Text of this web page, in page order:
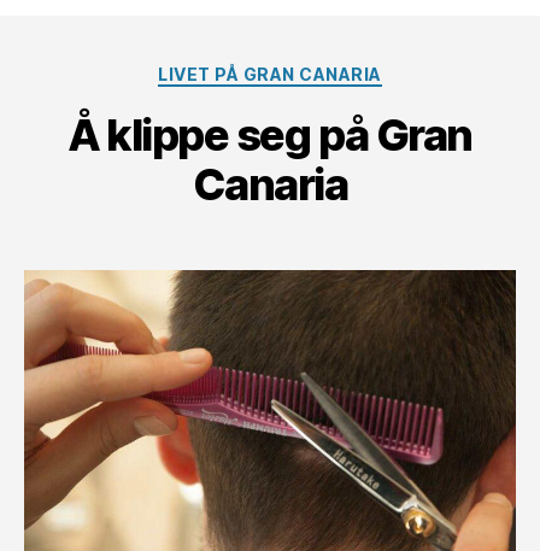
Kategorier
LIVET PÅ GRAN CANARIA
Å klippe seg på Gran
Canaria